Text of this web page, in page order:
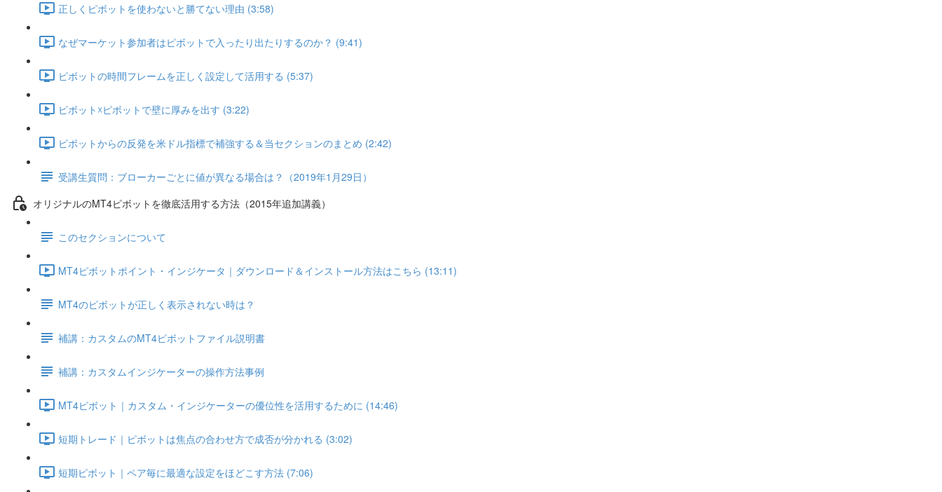
正しくピボットを使わないと勝てない理由 (3:58)
なぜマーケット参加者はピボットで入ったり出たりするのか？ (9:41)
ピボットの時間フレームを正しく設定して活用する (5:37)
ピボット☓ピボットで壁に厚みを出す (3:22)
ピボットからの反発を米ドル指標で補強する＆当セクションのまとめ (2:42)
受講生質問：ブローカーごとに値が異なる場合は？（2019年1月29日）
オリジナルのMT4ピボットを徹底活用する方法（2015年追加講義）
このセクションについて
MT4ピボットポイント・インジケータ｜ダウンロード＆インストール方法はこちら (13:11)
MT4のピボットが正しく表示されない時は？
補講：カスタムのMT4ピボットファイル説明書
補講：カスタムインジケーターの操作方法事例
MT4ピボット｜カスタム・インジケーターの優位性を活用するために (14:46)
短期トレード｜ピボットは焦点の合わせ方で成否が分かれる (3:02)
短期ピボット｜ペア毎に最適な設定をほどこす方法 (7:06)